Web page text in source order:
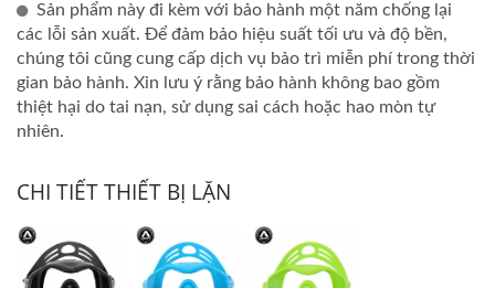
Sản phẩm này đi kèm với bảo hành một năm chống lại
các lỗi sản xuất. Để đảm bảo hiệu suất tối ưu và độ bền,
chúng tôi cũng cung cấp dịch vụ bảo trì miễn phí trong thời
gian bảo hành. Xin lưu ý rằng bảo hành không bao gồm
thiệt hại do tai nạn, sử dụng sai cách hoặc hao mòn tự
nhiên.
CHI TIẾT THIẾT BỊ LẶN